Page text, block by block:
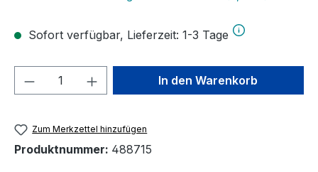
Sofort verfügbar, Lieferzeit: 1-3 Tage
Produkt Anzahl: Gib denIn den Warenkorb
Zum Merkzettel hinzufügen
Produktnummer: 488715